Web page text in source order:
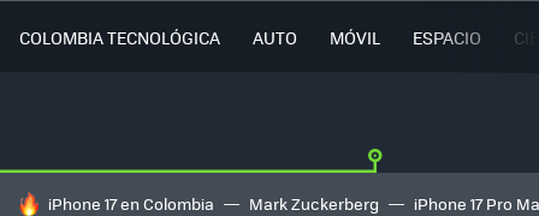
COLOMBIA TECNOLÓGICA AUTO MÓVIL ESPACIO
HOY SE HABLA DE
iPhone 17 en Colombia Mark Zuckerberg iPhone 17 Pro